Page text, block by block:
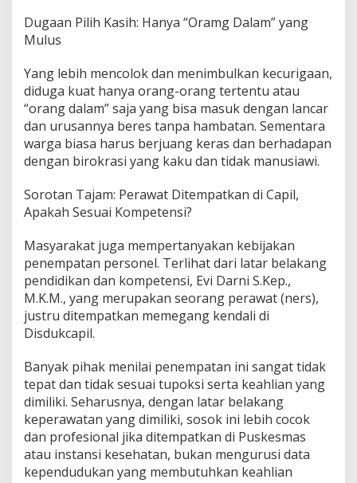
n
r
t
e
n
t
u
y
n
l
u
s
Dugaan Pilih Kasih: Hanya “Oramg Dalam” yang
Mulus
Yang lebih mencolok dan menimbulkan kecurigaan,
diduga kuat hanya orang-orang tertentu atau
“orang dalam” saja yang bisa masuk dengan lancar
dan urusannya beres tanpa hambatan. Sementara
warga biasa harus berjuang keras dan berhadapan
dengan birokrasi yang kaku dan tidak manusiawi.
Sorotan Tajam: Perawat Ditempatkan di Capil,
Apakah Sesuai Kompetensi?
Masyarakat juga mempertanyakan kebijakan
penempatan personel. Terlihat dari latar belakang
pendidikan dan kompetensi, Evi Darni S.Kep.,
M.K.M., yang merupakan seorang perawat (ners),
justru ditempatkan memegang kendali di
Disdukcapil.
Banyak pihak menilai penempatan ini sangat tidak
tepat dan tidak sesuai tupoksi serta keahlian yang
dimiliki. Seharusnya, dengan latar belakang
keperawatan yang dimiliki, sosok ini lebih cocok
dan profesional jika ditempatkan di Puskesmas
atau instansi kesehatan, bukan mengurusi data
kependudukan yang membutuhkan keahlian